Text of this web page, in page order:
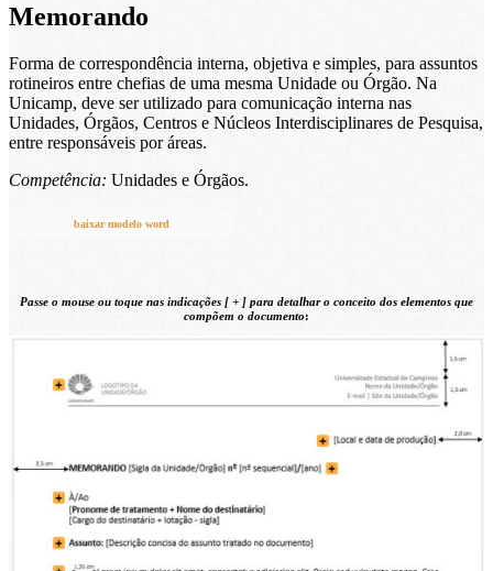
Memorando
Forma de correspondência interna, objetiva e simples, para assuntos
rotineiros entre chefias de uma mesma Unidade ou Órgão. Na
Unicamp, deve ser utilizado para comunicação interna nas
Unidades, Órgãos, Centros e Núcleos Interdisciplinares de Pesquisa,
entre responsáveis por áreas.
Competência: Unidades e Órgãos.
baixar modelo word
Passe o mouse ou toque nas indicações [ + ] para detalhar o conceito dos elementos que
compõem o documento: